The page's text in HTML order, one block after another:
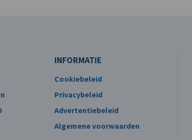
INFORMATIE
Cookiebeleid
Privacybeleid
Advertentiebeleid
Algemene voorwaarden